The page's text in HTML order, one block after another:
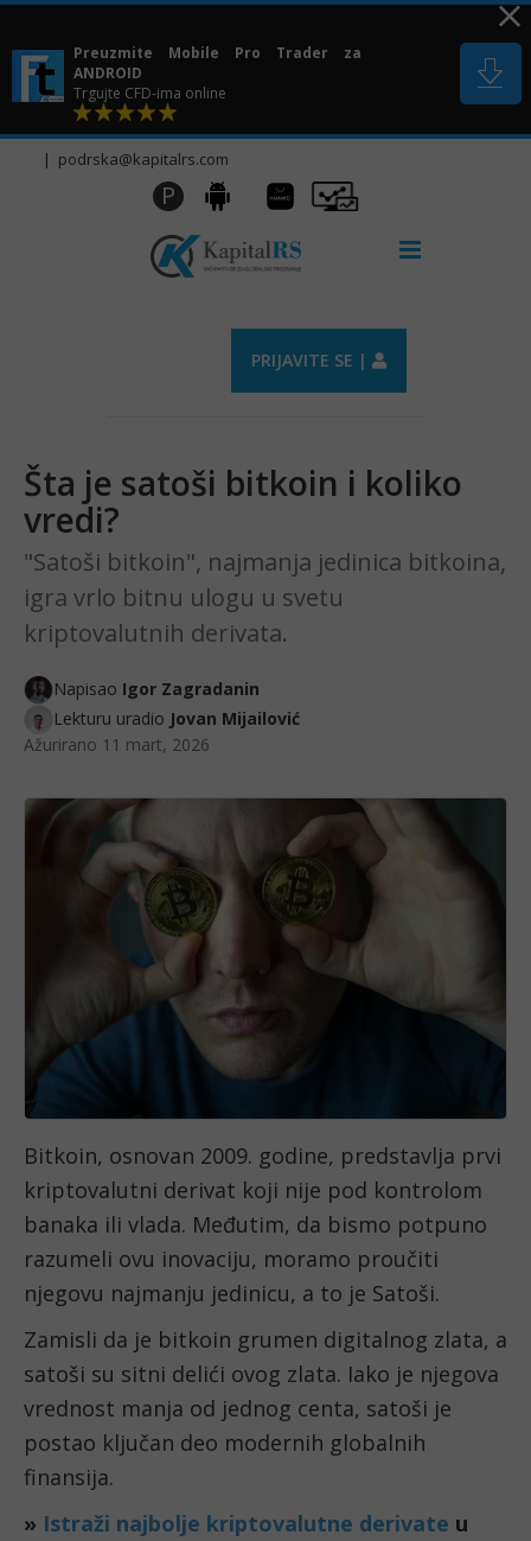
Skip
content
Preuzmite Mobile Pro Trader za
ANDROID
Trgujte CFD-ima online
| podrska@kapitalrs.com
P Android
Huawei
AppGallery
Pro
Trader
PRIJAVITE SE |
Šta je satoši bitkoin i koliko
vredi?
"Satoši bitkoin", najmanja jedinica bitkoina,
igra vrlo bitnu ulogu u svetu
kriptovalutnih derivata.
Napisao Igor Zagradanin
Lekturu uradio Jovan Mijailović
Ažurirano 11 mart, 2026
Bitkoin, osnovan 2009. godine, predstavlja prvi
kriptovalutni derivat koji nije pod kontrolom
banaka ili vlada. Međutim, da bismo potpuno
razumeli ovu inovaciju, moramo proučiti
njegovu najmanju jedinicu, a to je Satoši.
Zamisli da je bitkoin grumen digitalnog zlata, a
satoši su sitni delići ovog zlata. Iako je njegova
vrednost manja od jednog centa, satoši je
postao ključan deo modernih globalnih
finansija.
» Istraži najbolje kriptovalutne derivate u